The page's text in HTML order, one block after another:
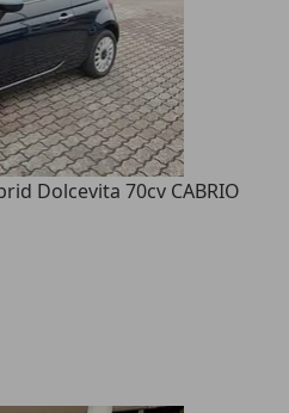
Dolcevita 70cv CABRIO